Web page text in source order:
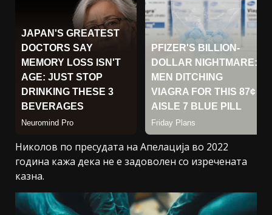
Николов по пресудата на Апелација во 2022
година кажа дека не е задоволен со изречената
казна.